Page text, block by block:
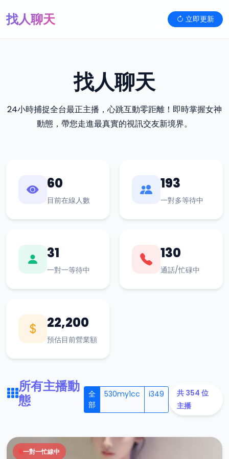
找人聊天 立即更新
找人聊天
24小時捕捉全台最正主播，心跳互動零距離！即時掌握女神
動態，帶您走進最真實的視訊交友新境界。
60
目前在線人數
193
一對多等待中
31
一對一等待中
130
通話/忙碌中
22,200
預估目前營業額
所有主播動
態
全
部
530my1cc i349
共 354 位
主播
一對一忙線中